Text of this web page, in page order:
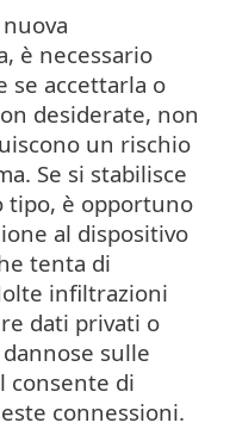
è necessario
se accettarla o
desiderate, non
un rischio
Se si stabilisce
tipo, è opportuno
al dispositivo
tenta di
infiltrazioni
dati privati o
sulle
consente di
connessioni.